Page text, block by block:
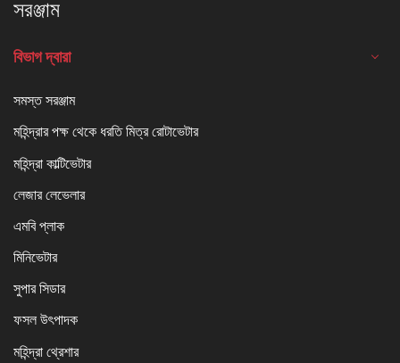
সরঞ্জাম
বিভাগ দ্বারা
সমস্ত সরঞ্জাম
মহিন্দ্রার পক্ষ থেকে ধরতি মিত্র রোটাভেটার
মহিন্দ্রা কাল্টিভেটার
লেজার লেভেলার
এমবি প্লাক
মিনিভেটার
সুপার সিডার
ফসল উৎপাদক
মহিন্দ্রা থ্রেশার